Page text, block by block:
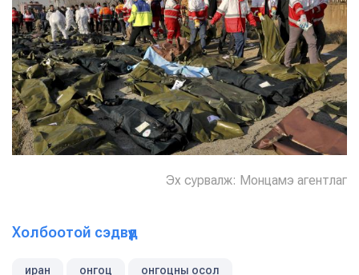
Эх сурвалж: Монцамэ агентлаг
Холбоотой сэдвүүд
иран онгоц онгоцны осол